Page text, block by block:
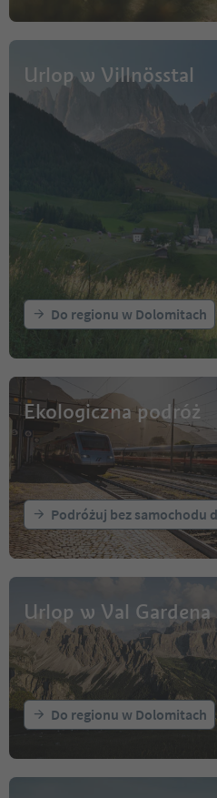
Urlop w Villnösstal
Do regionu w Dolomitach
Ekologiczna podróż
Podróżuj bez samochodu
Urlop w Val Gardena
Do regionu w Dolomitach